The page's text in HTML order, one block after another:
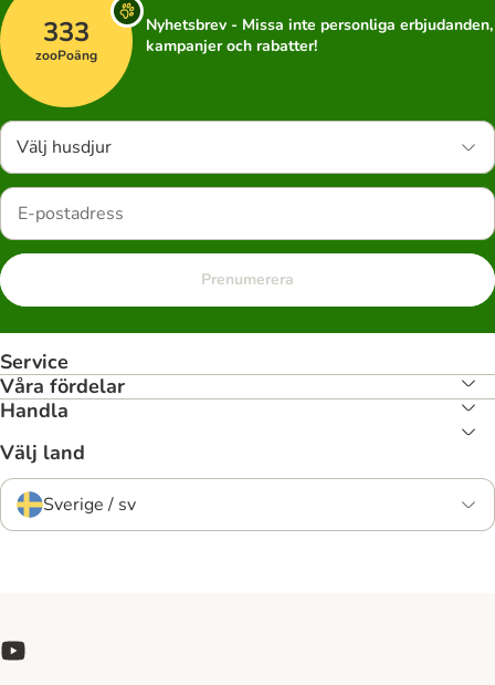
333
zooPoäng
Nyhetsbrev - Missa inte personliga erbjudanden,
kampanjer och rabatter!
Välj husdjur
Prenumerera
Service
Våra fördelar
Handla
Välj land
Sverige / sv